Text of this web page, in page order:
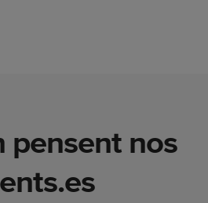
pensent nos